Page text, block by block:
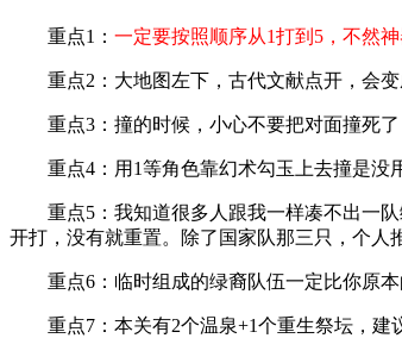
重点1： 一定要按照顺序从1打到5，不然
重点2：大地图左下，古代文献点开，会变
重点3：撞的时候，小心不要把对面撞死
重点4：用1等角色靠幻术勾玉上去撞是没
重点5：我知道很多人跟我一样凑不出一队
开打，没有就重置。
除了国家队那三只，个人
重点6：临时组成的绿裔队伍一定比你原
重点7：本关有2个温泉+1个重生祭坛，